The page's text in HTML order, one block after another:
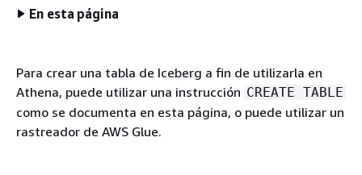
En esta página
Para crear una tabla de Iceberg a fin de utilizarla en
Athena, puede utilizar una instrucción CREATE TABLE
como se documenta en esta página, o puede utilizar un
rastreador de AWS Glue.